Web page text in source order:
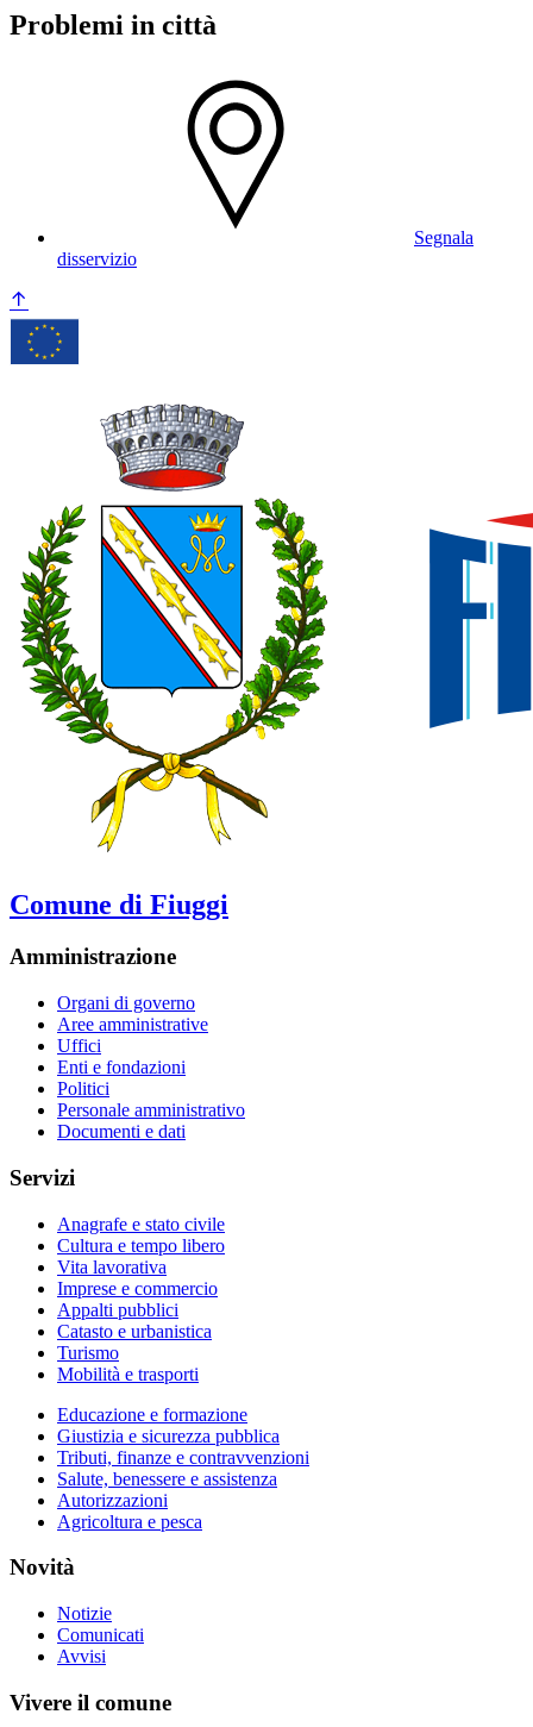
Problemi in città
Segnala
disservizio
Comune di Fiuggi
Amministrazione
Organi di governo
Aree amministrative
Uffici
Enti e fondazioni
Politici
Personale amministrativo
Documenti e dati
Servizi
Anagrafe e stato civile
Cultura e tempo libero
Vita lavorativa
Imprese e commercio
Appalti pubblici
Catasto e urbanistica
Turismo
Mobilità e trasporti
Educazione e formazione
Giustizia e sicurezza pubblica
Tributi, finanze e contravvenzioni
Salute, benessere e assistenza
Autorizzazioni
Agricoltura e pesca
Novità
Notizie
Comunicati
Avvisi
Vivere il comune